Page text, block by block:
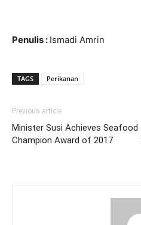
Penulis : Ismadi Amrin
TAGS Perikanan
Previous article
Minister Susi Achieves Seafood
Champion Award of 2017